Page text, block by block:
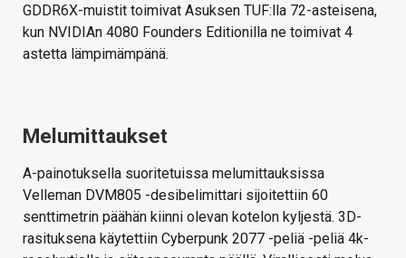
GDDR6X-muistit toimivat Asuksen TUF:lla 72-asteisena,
kun NVIDIAn 4080 Founders Editionilla ne toimivat 4
astetta lämpimämpänä.
Melumittaukset
A-painotuksella suoritetuissa melumittauksissa
Velleman DVM805 -desibelimittari sijoitettiin 60
senttimetrin päähän kiinni olevan kotelon kyljestä. 3D-
rasituksena käytettiin Cyberpunk 2077 -peliä -peliä 4k-